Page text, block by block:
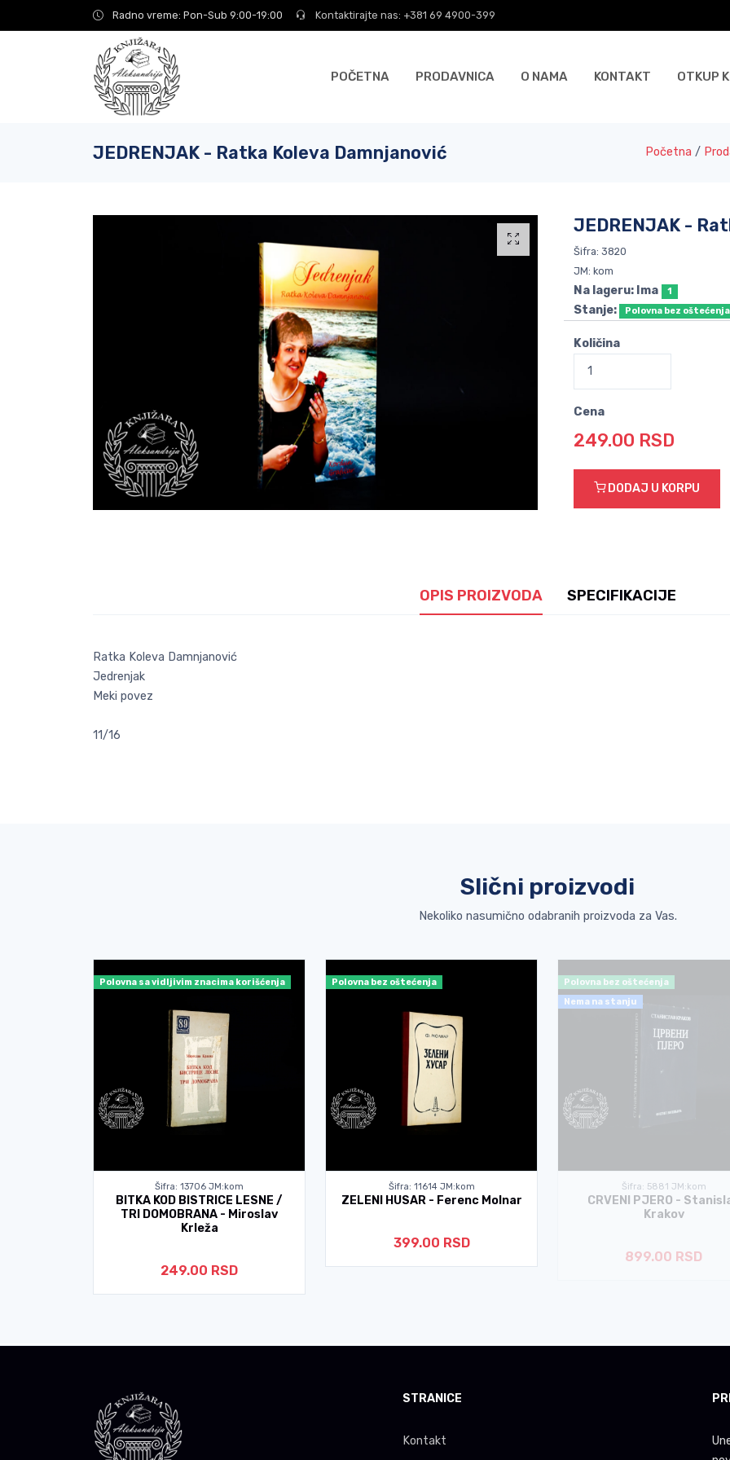
Radno vreme: Pon-Sub 9:00-19:00 Kontaktirajte nas: +381 69 4900-399
POČETNA PRODAVNICA O NAMA KONTAKT OTKUP
JEDRENJAK - Ratka Koleva Damnjanović Početna /
JEDRENJAK -
Šifra: 3820
JM: kom
Na lageru: Ima 1
Stanje: Polovna bez oštećenja
Količina
Cena
249.00 RSD
DODAJ U KORPU
OPIS PROIZVODA SPECIFIKACIJE
Ratka Koleva Damnjanović
Jedrenjak
Meki povez
11/16
Slični proizvodi
Nekoliko nasumično odabranih proizvoda za Vas.
Polovna sa vidljivim znacima korišćenja
Šifra: 13706 JM:kom
BITKA KOD BISTRICE LESNE /
TRI DOMOBRANA - Miroslav
Krleža
249.00 RSD
Polovna bez oštećenja
Šifra: 11614 JM:kom
ZELENI HUSAR - Ferenc Molnar
399.00 RSD
Polovna bez oštećenja
Nema na stanju
Šifra: 5881 JM:kom
CRVENI PJERO -
Krakov
899.00 RSD
STRANICE
Kontakt